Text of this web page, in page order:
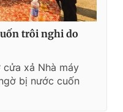
trôi nghi do
xả Nhà máy
bị nước cuốn